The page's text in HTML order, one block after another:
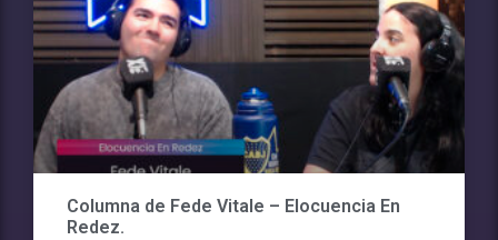
Columna de Fede Vitale – Elocuencia En
Redez.